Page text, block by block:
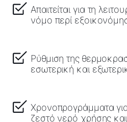
Απαιτείται για τη
νόμο περί
Ρύθμιση της
εσωτερική και
Χρονοπρογράμματα
ζεστό νερό χρήσης και